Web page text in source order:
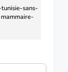
sans-